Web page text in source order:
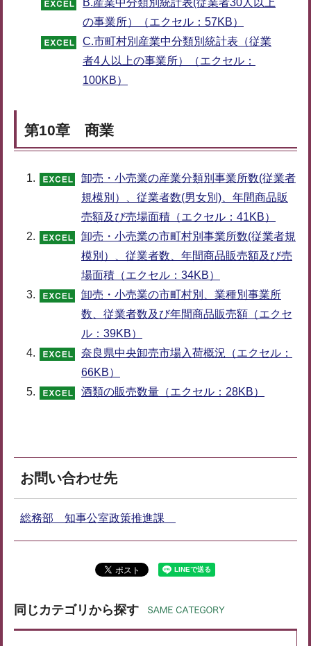
の事業所）（エクセル：57KB）
C.市町村別産業中分類別統計表（従業
者4人以上の事業所）（エクセル：
100KB）
第10章 商業
卸売・小売業の産業分類別事業所数(従業者
規模別）、従業者数(男女別)、年間商品販
売額及び売場面積（エクセル：41KB）
卸売・小売業の市町村別事業所数(従業者規
模別）、従業者数、年間商品販売額及び売
場面積（エクセル：34KB）
卸売・小売業の市町村別、業種別事業所
数、従業者数及び年間商品販売額（エクセ
ル：39KB）
奈良県中央卸売市場入荷概況（エクセル：
66KB）
酒類の販売数量（エクセル：28KB）
お問い合わせ先
総務部 知事公室政策推進課
同じカテゴリから探す